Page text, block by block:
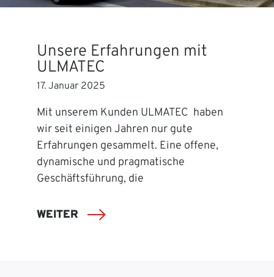
Unsere Erfahrungen mit
ULMATEC
17. Januar 2025
Mit unserem Kunden ULMATEC haben
wir seit einigen Jahren nur gute
Erfahrungen gesammelt. Eine offene,
dynamische und pragmatische
Geschäftsführung, die
WEITER